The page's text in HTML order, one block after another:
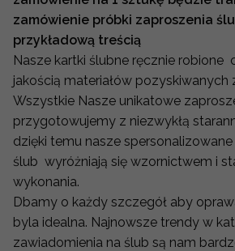
zamówienie próbki zaproszenia
przykładową treścią
Nasze kartki ślubne ręcznie robione
jakością materiałów pozyskiwanych
Wszystkie Nasze unikatowe
przygotowujemy z niezwykłą
dzięki temu nasze
ślub wyróżniają się wzornictwem i
wykonania.
Dbamy o każdy szczegół aby
byla idealna. Najnowsze trendy w
zawiadomienia na ślub są nam